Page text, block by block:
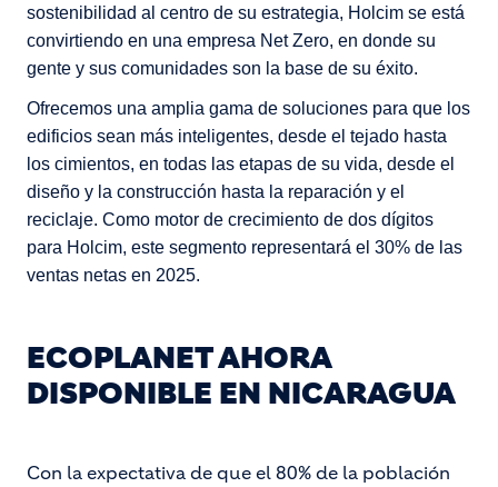
sostenibilidad al centro de su estrategia, Holcim se está
convirtiendo en una empresa Net Zero, en donde su
gente y sus comunidades son la base de su éxito.
Ofrecemos una amplia gama de soluciones para que los
edificios sean más inteligentes, desde el tejado hasta
los cimientos, en todas las etapas de su vida, desde el
diseño y la construcción hasta la reparación y el
reciclaje. Como motor de crecimiento de dos dígitos
para Holcim, este segmento representará el 30% de las
ventas netas en 2025.
ECOPLANET AHORA
DISPONIBLE EN NICARAGUA
Con la expectativa de que el 80% de la población